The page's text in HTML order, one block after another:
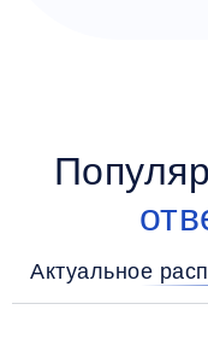
Актуальное